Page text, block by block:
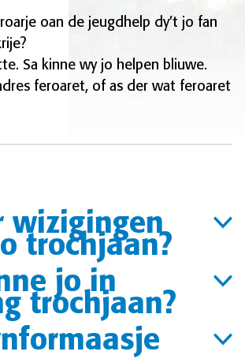
oan de jeugdhelp dy’t jo fan
Sa kinne wy jo helpen bliuwe.
feroaret, of as der wat feroaret
wizigingen
trochjaan?
jo in
trochjaan?